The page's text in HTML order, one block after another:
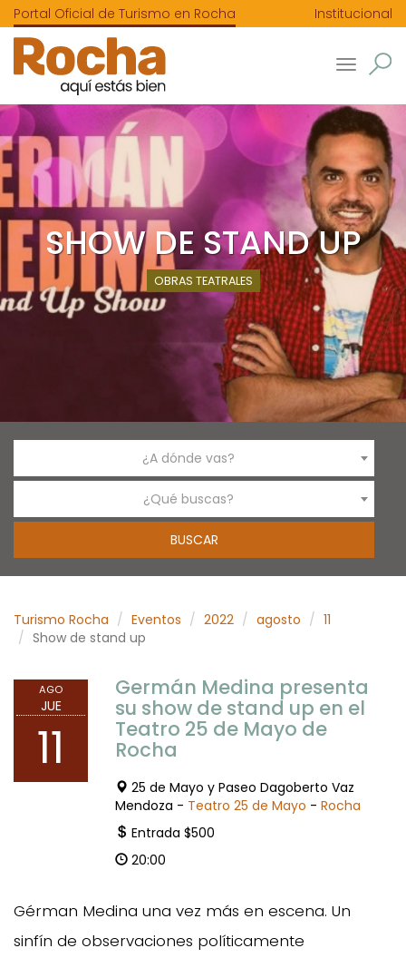
Portal Oficial de Turismo en Rocha Institucional
Toggle
SHOW DE STAND UP
OBRAS TEATRALES
¿A dónde vas?
¿Qué buscas?
Turismo Rocha Eventos 2022 agosto
11
Show de stand up
AGO
JUE
11
Germán Medina presenta
su show de stand up en el
Teatro 25 de Mayo de
Rocha
25 de Mayo y Paseo Dagoberto Vaz
Mendoza - Teatro 25 de Mayo - Rocha
Entrada $500
20:00
Gérman Medina una vez más en escena. Un
sinfín de observaciones políticamente